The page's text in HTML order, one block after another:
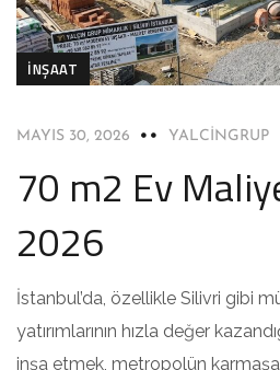
İNŞAAT
MAYIS 30, 2026 YALCINGRUP
70 m2 Ev
2026
İstanbul’da, özellikle Silivri gibi
yatırımlarının hızla değer
inşa etmek, metropolün